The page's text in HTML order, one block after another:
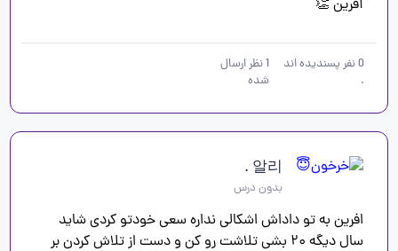
آفرین 👏
0نفر پسندیده اند
.
1نظر ارسال
شده
알리 .
بدون درس